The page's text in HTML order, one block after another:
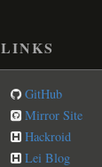
LINKS
GitHub
Mirror Site
Hackroid
Lei Blog